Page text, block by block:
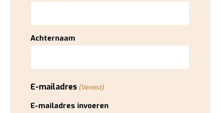
Achternaam
E-mailadres (Vereist)
E-mailadres invoeren